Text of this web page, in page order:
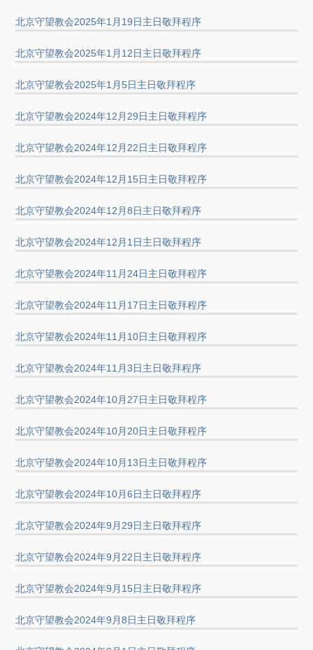
北京守望教会2025年1月19日主日敬拜程序
北京守望教会2025年1月12日主日敬拜程序
北京守望教会2025年1月5日主日敬拜程序
北京守望教会2024年12月29日主日敬拜程序
北京守望教会2024年12月22日主日敬拜程序
北京守望教会2024年12月15日主日敬拜程序
北京守望教会2024年12月8日主日敬拜程序
北京守望教会2024年12月1日主日敬拜程序
北京守望教会2024年11月24日主日敬拜程序
北京守望教会2024年11月17日主日敬拜程序
北京守望教会2024年11月10日主日敬拜程序
北京守望教会2024年11月3日主日敬拜程序
北京守望教会2024年10月27日主日敬拜程序
北京守望教会2024年10月20日主日敬拜程序
北京守望教会2024年10月13日主日敬拜程序
北京守望教会2024年10月6日主日敬拜程序
北京守望教会2024年9月29日主日敬拜程序
北京守望教会2024年9月22日主日敬拜程序
北京守望教会2024年9月15日主日敬拜程序
北京守望教会2024年9月8日主日敬拜程序